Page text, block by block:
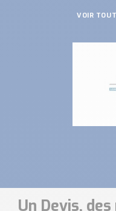
VOIR
Un Devis,